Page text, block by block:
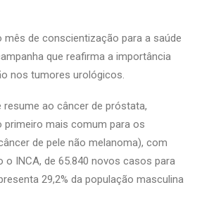
mês de conscientização para a saúde
que reafirma a importância
nos tumores urológicos.
resume ao câncer de próstata,
primeiro mais comum para os
de pele não melanoma), com
o INCA, de 65.840 novos casos para
29,2% da população masculina